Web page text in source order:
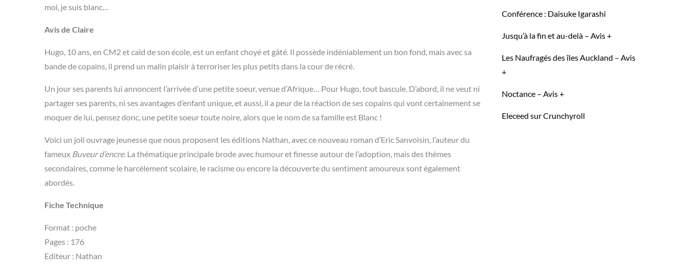
moi, je suis blanc…
Avis de Claire
Hugo, 10 ans, en CM2 et caïd de son école, est un enfant choyé et gâté. Il possède indéniablement un bon fond, mais avec sa
bande de copains, il prend un malin plaisir à terroriser les plus petits dans la cour de récré.
Un jour ses parents lui annoncent l’arrivée d’une petite soeur, venue d’Afrique… Pour Hugo, tout bascule. D’abord, il ne veut ni
partager ses parents, ni ses avantages d’enfant unique, et aussi, il a peur de la réaction de ses copains qui vont certainement se
moquer de lui, pensez donc, une petite soeur toute noire, alors que le nom de sa famille est Blanc !
Voici un joli ouvrage jeunesse que nous proposent les éditions Nathan, avec ce nouveau roman d’Eric Sanvoisin, l’auteur du
fameux Buveur d’encre. La thématique principale brode avec humour et finesse autour de l’adoption, mais des thèmes
secondaires, comme le harcèlement scolaire, le racisme ou encore la découverte du sentiment amoureux sont également
abordés.
Fiche Technique
Format : poche
Pages : 176
Editeur : Nathan
Conférence : Daisuke Igarashi
Jusqu’à la fin et au-delà – Avis +
Les Naufragés des îles Auckland – Avis
+
Noctance – Avis +
Eleceed sur Crunchyroll